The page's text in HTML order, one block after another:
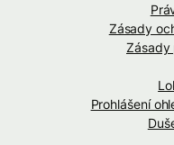
Zásady
Zásady
Prohlášení